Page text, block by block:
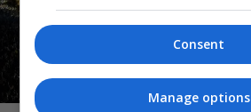
ΘΕΑΤΡΙΚΑ ΝΕΑ
Consent
Manage options